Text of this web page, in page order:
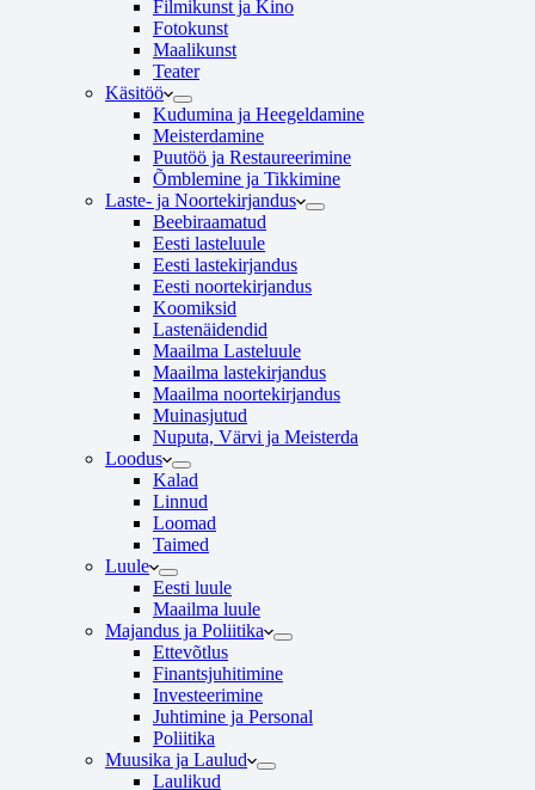
Filmikunst ja Kino
Fotokunst
Maalikunst
Teater
Käsitöö
Kudumina ja Heegeldamine
Meisterdamine
Puutöö ja Restaureerimine
Õmblemine ja Tikkimine
Laste- ja Noortekirjandus
Beebiraamatud
Eesti lasteluule
Eesti lastekirjandus
Eesti noortekirjandus
Koomiksid
Lastenäidendid
Maailma Lasteluule
Maailma lastekirjandus
Maailma noortekirjandus
Muinasjutud
Nuputa, Värvi ja Meisterda
Loodus
Kalad
Linnud
Loomad
Taimed
Luule
Eesti luule
Maailma luule
Majandus ja Poliitika
Ettevõtlus
Finantsjuhitimine
Investeerimine
Juhtimine ja Personal
Poliitika
Muusika ja Laulud
Laulikud